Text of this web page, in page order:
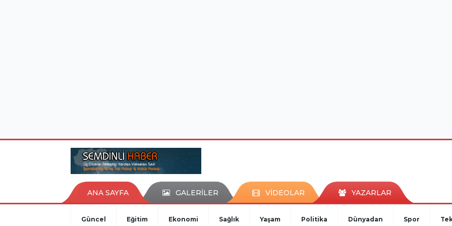
ANA SAYFA GALERİLER VİDEOLAR YAZARLAR
Güncel Eğitim Ekonomi Sağlık Yaşam Politika Dünyadan Spor